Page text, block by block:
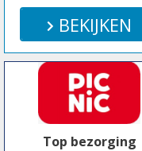
BEKIJKEN
Top bezorging